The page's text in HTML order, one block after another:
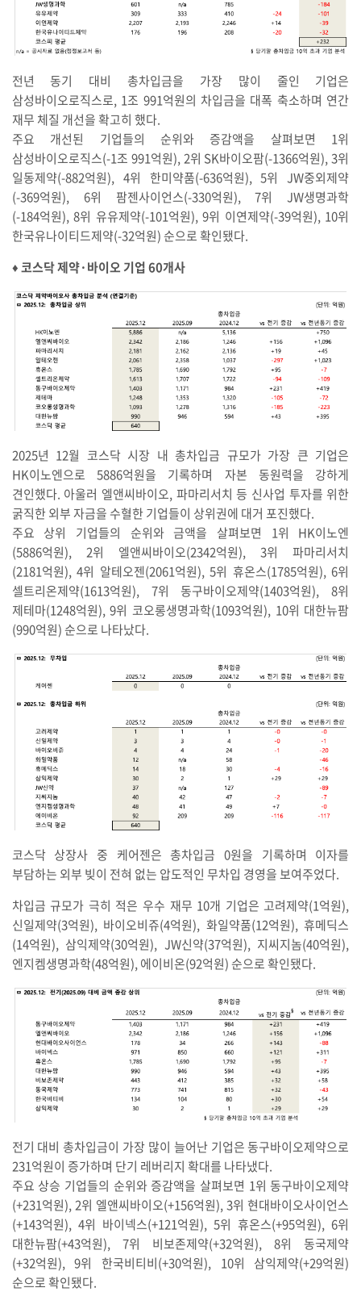
전년 동기 대비 총차입금을 가장 많이 줄인 기업은
삼성바이오로직스로, 1조 991억원의 차입금을 대폭 축소하며 연간
재무 체질 개선을 확고히 했다.
주요 개선된 기업들의 순위와 증감액을 살펴보면 1위
삼성바이오로직스(-1조 991억원), 2위 SK바이오팜(-1366억원), 3위
일동제약(-882억원), 4위 한미약품(-636억원), 5위 JW중외제약
(-369억원), 6위 팜젠사이언스(-330억원), 7위 JW생명과학
(-184억원), 8위 유유제약(-101억원), 9위 이연제약(-39억원), 10위
한국유나이티드제약(-32억원) 순으로 확인됐다.
♦︎ 코스닥 제약·바이오 기업 60개사
2025년 12월 코스닥 시장 내 총차입금 규모가 가장 큰 기업은
HK이노엔으로 5886억원을 기록하며 자본 동원력을 강하게
견인했다. 아울러 엘앤씨바이오, 파마리서치 등 신사업 투자를 위한
굵직한 외부 자금을 수혈한 기업들이 상위권에 대거 포진했다.
주요 상위 기업들의 순위와 금액을 살펴보면 1위 HK이노엔
(5886억원), 2위 엘앤씨바이오(2342억원), 3위 파마리서치
(2181억원), 4위 알테오젠(2061억원), 5위 휴온스(1785억원), 6위
셀트리온제약(1613억원), 7위 동구바이오제약(1403억원), 8위
제테마(1248억원), 9위 코오롱생명과학(1093억원), 10위 대한뉴팜
(990억원) 순으로 나타났다.
코스닥 상장사 중 케어젠은 총차입금 0원을 기록하며 이자를
부담하는 외부 빚이 전혀 없는 압도적인 무차입 경영을 보여주었다.
차입금 규모가 극히 적은 우수 재무 10개 기업은 고려제약(1억원),
신일제약(3억원), 바이오비쥬(4억원), 화일약품(12억원), 휴메딕스
(14억원), 삼익제약(30억원), JW신약(37억원), 지씨지놈(40억원),
엔지켐생명과학(48억원), 에이비온(92억원) 순으로 확인됐다.
전기 대비 총차입금이 가장 많이 늘어난 기업은 동구바이오제약으로
231억원이 증가하며 단기 레버리지 확대를 나타냈다.
주요 상승 기업들의 순위와 증감액을 살펴보면 1위 동구바이오제약
(+231억원), 2위 엘앤씨바이오(+156억원), 3위 현대바이오사이언스
(+143억원), 4위 바이넥스(+121억원), 5위 휴온스(+95억원), 6위
대한뉴팜(+43억원), 7위 비보존제약(+32억원), 8위 동국제약
(+32억원), 9위 한국비티비(+30억원), 10위 삼익제약(+29억원)
순으로 확인됐다.